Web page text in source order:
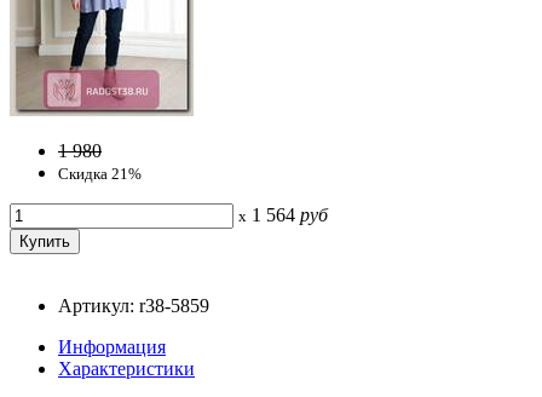
1 980
Скидка 21%
x 1 564 руб
Артикул: r38-5859
Информация
Характеристики